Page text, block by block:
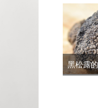
黑松露